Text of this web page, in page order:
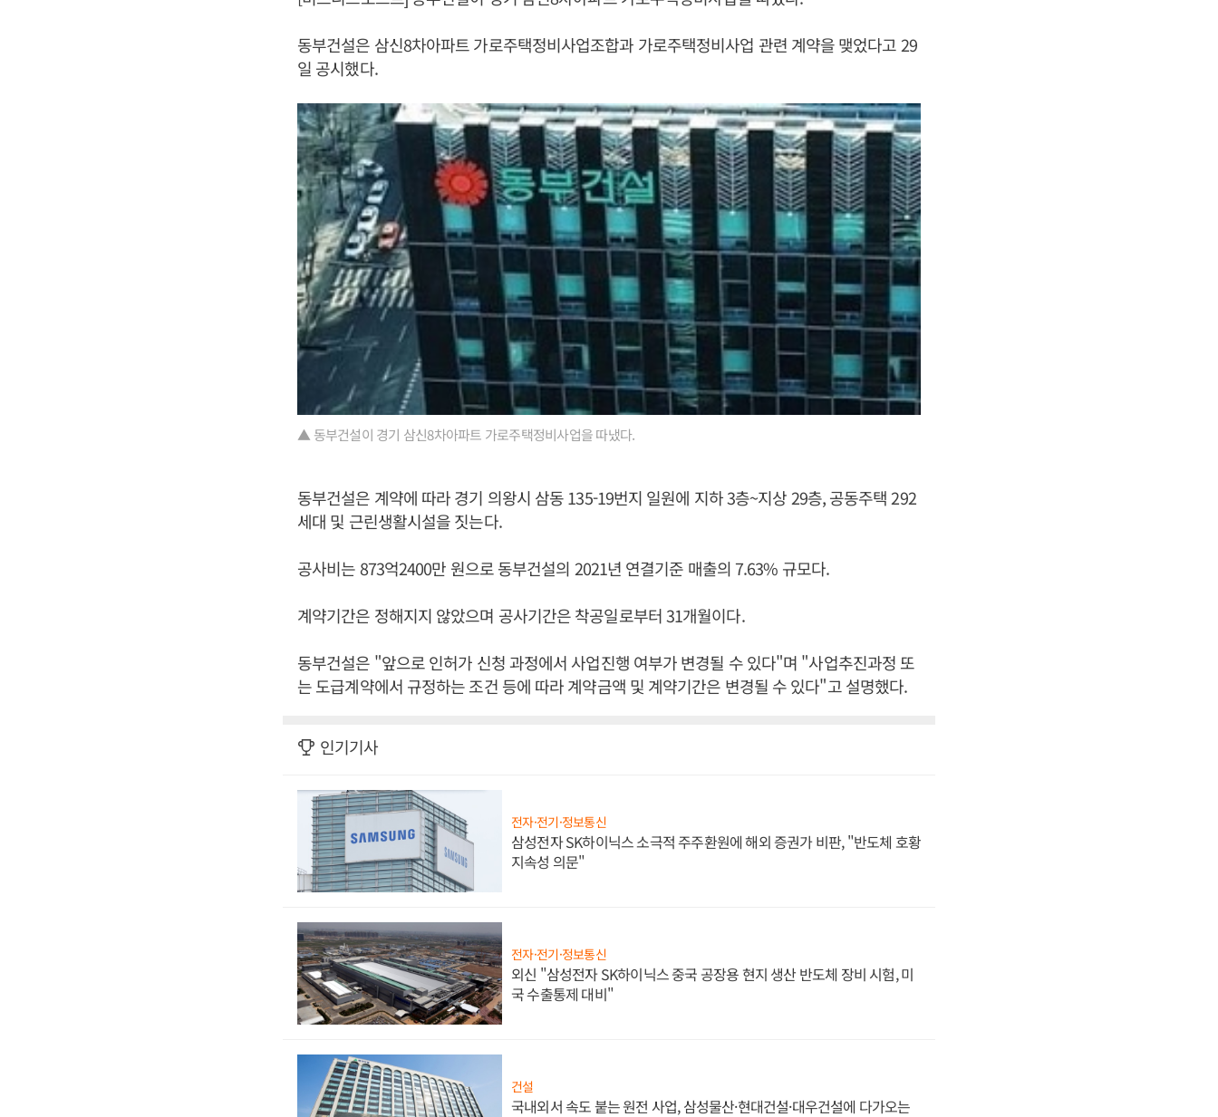
동부건설은 삼신8차아파트 가로주택정비사업조합과 가로주택정비사업 관련 계약을 맺었다고 29
일 공시했다.
▲ 동부건설이 경기 삼신8차아파트 가로주택정비사업을 따냈다.
동부건설은 계약에 따라 경기 의왕시 삼동 135-19번지 일원에 지하 3층~지상 29층, 공동주택 292
세대 및 근린생활시설을 짓는다.
공사비는 873억2400만 원으로 동부건설의 2021년 연결기준 매출의 7.63% 규모다.
계약기간은 정해지지 않았으며 공사기간은 착공일로부터 31개월이다.
동부건설은 "앞으로 인허가 신청 과정에서 사업진행 여부가 변경될 수 있다"며 "사업추진과정 또
는 도급계약에서 규정하는 조건 등에 따라 계약금액 및 계약기간은 변경될 수 있다"고 설명했다.
인기기사
전자·전기·정보통신
삼성전자 SK하이닉스 소극적 주주환원에 해외 증권가 비판, "반도체 호황
지속성 의문"
전자·전기·정보통신
외신 "삼성전자 SK하이닉스 중국 공장용 현지 생산 반도체 장비 시험, 미
국 수출통제 대비"
건설
국내외서 속도 붙는 원전 사업, 삼성물산·현대건설·대우건설에 다가오는